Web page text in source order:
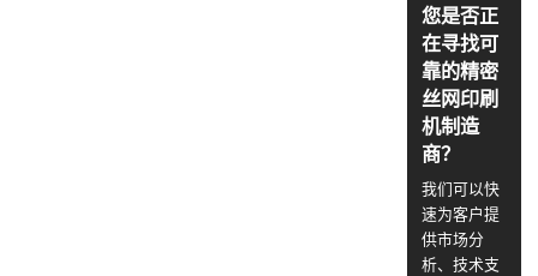
您是否正
在寻找可
靠的精密
丝网印刷
机制造
商？
我们可以快
速为客户提
供市场分
析、技术支